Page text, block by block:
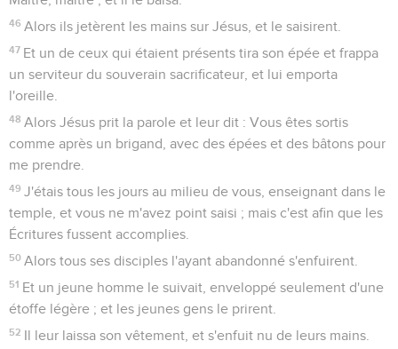
demander qu'il leur relâchât plutôt Barabbas.
Et Pilate, reprenant la parole, leur dit : Que voulez-vous
donc que je fasse de celui que vous appelez le roi des
Juifs ?
Et ils crièrent de nouveau : Crucifie-le.
14 Et Pilate leur dit : Mais quel mal a-t-il fait ? Et ils crièrent
encore plus fort : Crucifie-le.
15
Pilate donc, voulant contenter le peuple, leur relâcha
Barabbas ; et après avoir fait fouetter Jésus, il le livra pour
être crucifié.
Les soldats se moquent de Jésus
16 Alors les soldats l'emmenèrent dans l'intérieur du palais,
c'est-à-dire au prétoire, et ils y assemblèrent toute la